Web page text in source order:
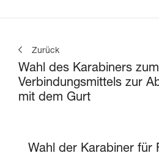
Zurück
Wahl des Karabiners
Verbindungsmittels zur
mit dem Gurt
Wahl der Karabiner für